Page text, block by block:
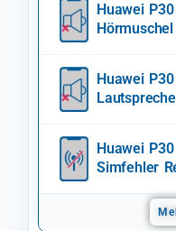
Huawei
Huawei
Huawei
Simfehler